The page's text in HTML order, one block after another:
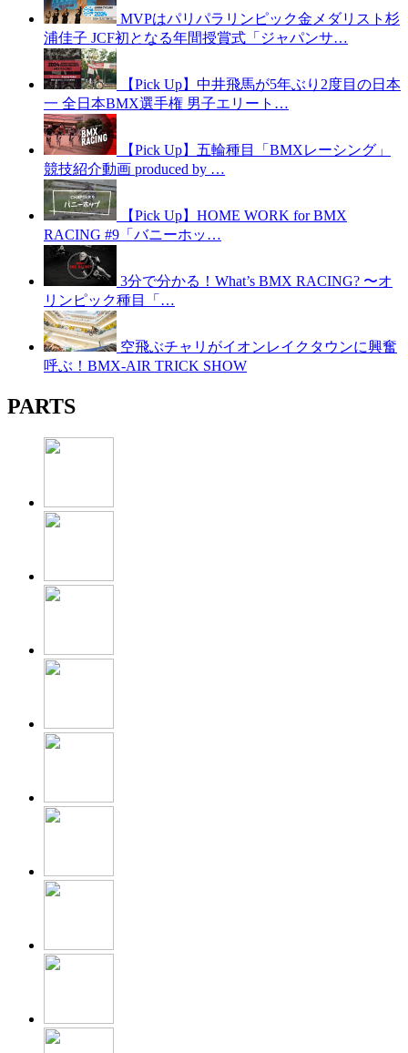
MVPはパリパラリンピック金メダリスト杉
浦佳子 JCF初となる年間授賞式「ジャパンサ…
【Pick Up】中井飛馬が5年ぶり2度目の日本
一 全日本BMX選手権 男子エリート…
【Pick Up】五輪種目「BMXレーシング」
競技紹介動画 produced by …
【Pick Up】HOME WORK for BMX
RACING #9「バニーホッ…
3分で分かる！What’s BMX RACING? 〜オ
リンピック種目「…
空飛ぶチャリがイオンレイクタウンに興奮
呼ぶ！BMX-AIR TRICK SHOW
PARTS